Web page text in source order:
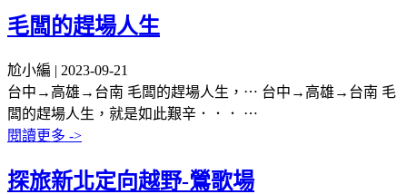
毛闆的趕場人生
尬小編 | 2023-09-21
台中→高雄→台南 毛闆的趕場人生，⋯ 台中→高雄→台南 毛
闆的趕場人生，就是如此艱辛．．． ⋯
閱讀更多 ->
探旅新北定向越野-鶯歌場